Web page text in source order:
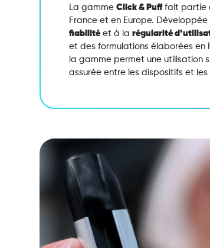
La gammeClick & Pufffait partie
France et en Europe.
fiabilitéet à larégularité
et des formulations élaborées en
la gamme permet une utilisation
assurée entre les dispositifs et les